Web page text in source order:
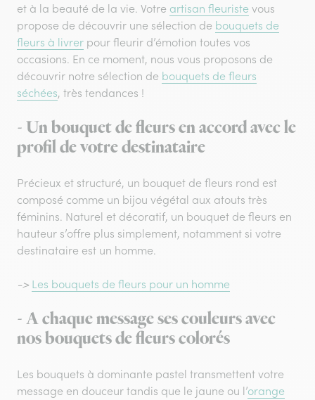
et à la beauté de la vie. Votre artisan fleuriste vous
propose de découvrir une sélection de bouquets de
fleurs à livrer pour fleurir d’émotion toutes vos
occasions. En ce moment, nous vous proposons de
découvrir notre sélection de bouquets de fleurs
séchées, très tendances !
- Un bouquet de fleurs en accord avec le
profil de votre destinataire
Précieux et structuré, un bouquet de fleurs rond est
composé comme un bijou végétal aux atouts très
féminins. Naturel et décoratif, un bouquet de fleurs en
hauteur s’offre plus simplement, notamment si votre
destinataire est un homme.
-> Les bouquets de fleurs pour un homme
- A chaque message ses couleurs avec
nos bouquets de fleurs colorés
Les bouquets à dominante pastel transmettent votre
message en douceur tandis que le jaune ou l’orange